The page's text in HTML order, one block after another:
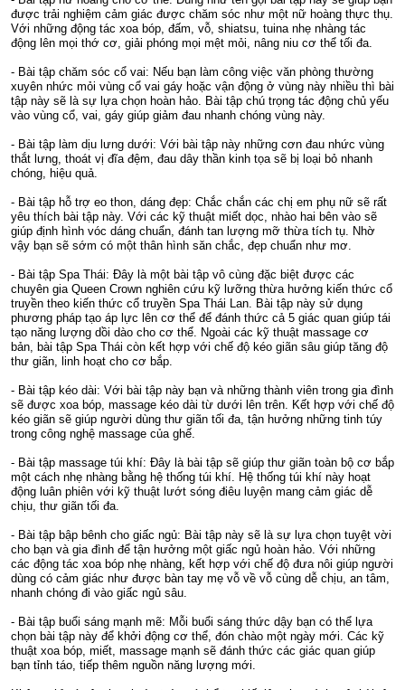
được trải nghiệm cảm giác được chăm sóc như một nữ hoàng thực thụ.
Với những động tác xoa bóp, đấm, vỗ, shiatsu, tuina nhẹ nhàng tác
động lên mọi thớ cơ, giải phóng mọi mệt mỏi, nâng niu cơ thể tối đa.
- Bài tập chăm sóc cổ vai: Nếu bạn làm công việc văn phòng thường
xuyên nhức mỏi vùng cổ vai gáy hoặc vận động ở vùng này nhiều thì bài
tập này sẽ là sự lựa chọn hoàn hảo. Bài tập chú trọng tác động chủ yếu
vào vùng cổ, vai, gáy giúp giảm đau nhanh chóng vùng này.
- Bài tập làm dịu lưng dưới: Với bài tập này những cơn đau nhức vùng
thắt lưng, thoát vị đĩa đệm, đau dây thần kinh tọa sẽ bị loại bỏ nhanh
chóng, hiệu quả.
- Bài tập hỗ trợ eo thon, dáng đẹp: Chắc chắn các chị em phụ nữ sẽ rất
yêu thích bài tập này. Với các kỹ thuật miết dọc, nhào hai bên vào sẽ
giúp định hình vóc dáng chuẩn, đánh tan lượng mỡ thừa tích tụ. Nhờ
vậy bạn sẽ sớm có một thân hình săn chắc, đẹp chuẩn như mơ.
- Bài tập Spa Thái: Đây là một bài tập vô cùng đặc biệt được các
chuyên gia Queen Crown nghiên cứu kỹ lưỡng thừa hưởng kiến thức cổ
truyền theo kiến thức cổ truyền Spa Thái Lan. Bài tập này sử dụng
phương pháp tạo áp lực lên cơ thể để đánh thức cả 5 giác quan giúp tái
tạo năng lượng dồi dào cho cơ thể. Ngoài các kỹ thuật massage cơ
bản, bài tập Spa Thái còn kết hợp với chế độ kéo giãn sâu giúp tăng độ
thư giãn, linh hoạt cho cơ bắp.
- Bài tập kéo dài: Với bài tập này bạn và những thành viên trong gia đình
sẽ được xoa bóp, massage kéo dài từ dưới lên trên. Kết hợp với chế độ
kéo giãn sẽ giúp người dùng thư giãn tối đa, tận hưởng những tinh túy
trong công nghệ massage của ghế.
- Bài tập massage túi khí: Đây là bài tập sẽ giúp thư giãn toàn bộ cơ bắp
một cách nhẹ nhàng bằng hệ thống túi khí. Hệ thống túi khí này hoạt
động luân phiên với kỹ thuật lướt sóng điêu luyện mang cảm giác dễ
chịu, thư giãn tối đa.
- Bài tập bập bênh cho giấc ngủ: Bài tập này sẽ là sự lựa chọn tuyệt vời
cho bạn và gia đình để tận hưởng một giấc ngủ hoàn hảo. Với những
các động tác xoa bóp nhẹ nhàng, kết hợp với chế độ đưa nôi giúp người
dùng có cảm giác như được bàn tay mẹ vỗ về vỗ cùng dễ chịu, an tâm,
nhanh chóng đi vào giấc ngủ sâu.
- Bài tập buổi sáng mạnh mẽ: Mỗi buổi sáng thức dậy bạn có thể lựa
chọn bài tập này để khởi động cơ thể, đón chào một ngày mới. Các kỹ
thuật xoa bóp, miết, massage mạnh sẽ đánh thức các giác quan giúp
bạn tỉnh táo, tiếp thêm nguồn năng lượng mới.